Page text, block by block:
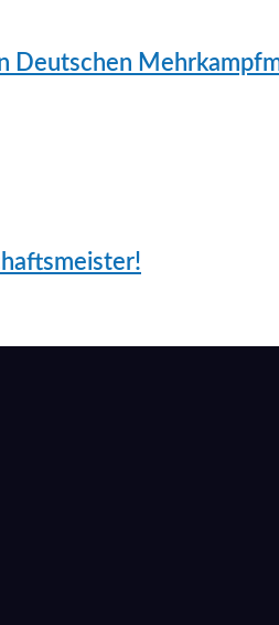
Deutschen